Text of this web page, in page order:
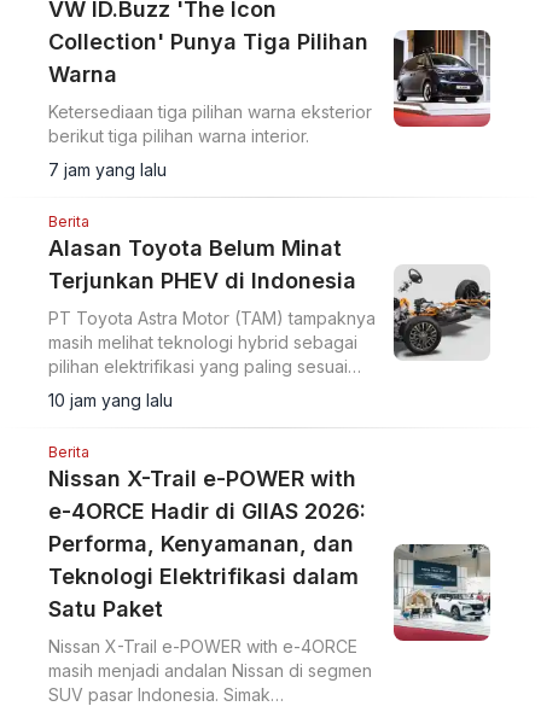
VW ID.Buzz 'The Icon
Collection' Punya Tiga Pilihan
Warna
Ketersediaan tiga pilihan warna eksterior
berikut tiga pilihan warna interior.
7 jam yang lalu
Berita
Alasan Toyota Belum Minat
Terjunkan PHEV di Indonesia
PT Toyota Astra Motor (TAM) tampaknya
masih melihat teknologi hybrid sebagai
pilihan elektrifikasi yang paling sesuai
untuk pasar Indonesia.
10 jam yang lalu
Berita
Nissan X-Trail e-POWER with
e-4ORCE Hadir di GIIAS 2026:
Performa, Kenyamanan, dan
Teknologi Elektrifikasi dalam
Satu Paket
Nissan X-Trail e-POWER with e-4ORCE
masih menjadi andalan Nissan di segmen
SUV pasar Indonesia. Simak